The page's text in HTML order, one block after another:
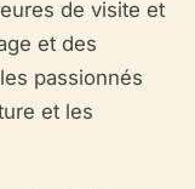
de visite et
et des
passionnés
et les